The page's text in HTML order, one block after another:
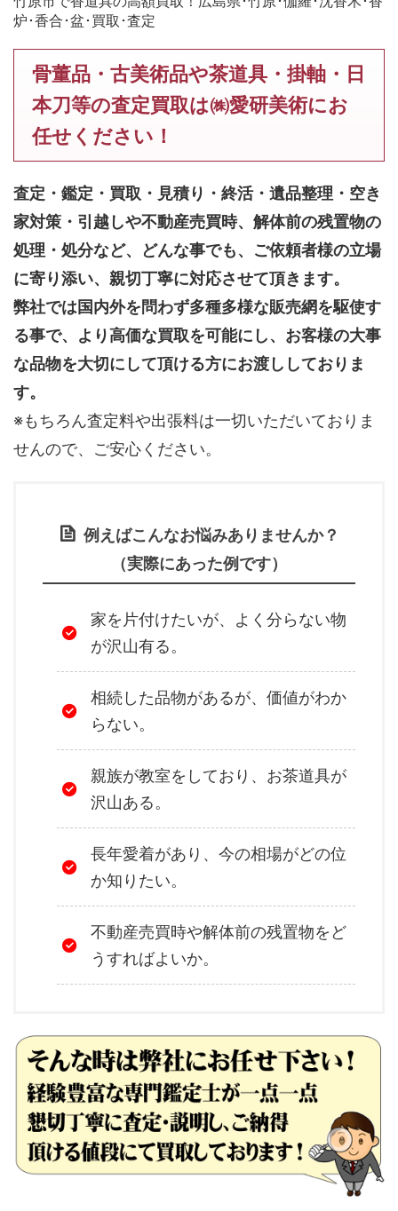
炉･香合･盆･買取･査定
骨董品・古美術品や茶道具・掛軸・日
本刀等の査定買取は㈱愛研美術にお
任せください！
査定・鑑定・買取・見積り・終活・遺品整理・空き
家対策・引越しや不動産売買時、解体前の残置物の
処理・処分など、どんな事でも、 ご依頼者様の立場
に寄り添い、親切丁寧に対応させて頂きます。
弊社では国内外を問わず多種多様な販売網を駆使す
る事で、より高価な買取を可能にし、お客様の大事
な品物を大切にして頂ける方にお渡ししておりま
す。
※もちろん査定料や出張料は一切いただいておりま
せんので、ご安心ください。
例えばこんなお悩みありませんか？
（実際にあった例です）
家を片付けたいが、よく分らない物
が沢山有る。
相続した品物があるが、価値がわか
らない。
親族が教室をしており、お茶道具が
沢山ある。
長年愛着があり、今の相場がどの位
か知りたい。
不動産売買時や解体前の残置物をど
うすればよいか。